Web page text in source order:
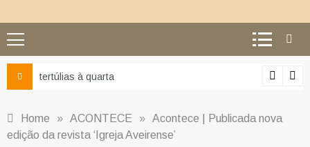
Ciência e religião: como superar o equívoco do conflito
Home » ACONTECE » Acontece | Publicada nova
edição da revista ‘Igreja Aveirense’